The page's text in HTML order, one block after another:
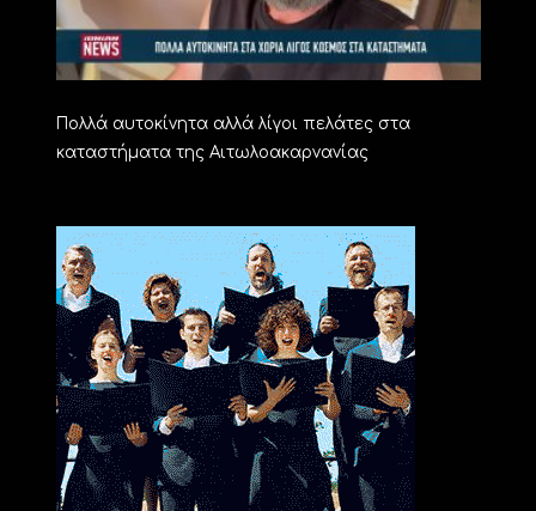
Πολλά αυτοκίνητα αλλά λίγοι πελάτες στα
καταστήματα της Αιτωλοακαρνανίας